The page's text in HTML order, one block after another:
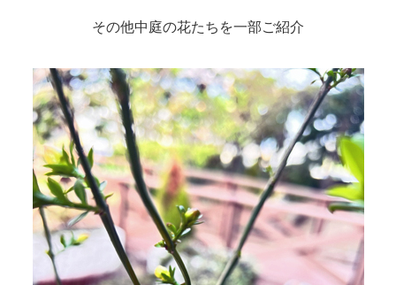
その他中庭の花たちを一部ご紹介